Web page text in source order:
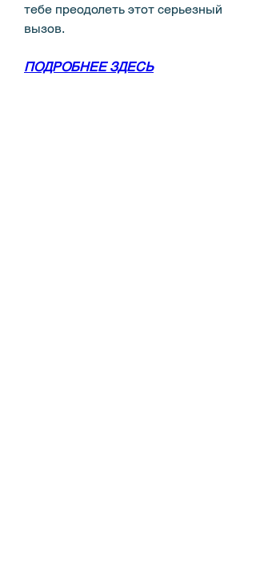
тебе преодолеть этот серьезный
вызов.
ПОДРОБНЕЕ ЗДЕСЬ